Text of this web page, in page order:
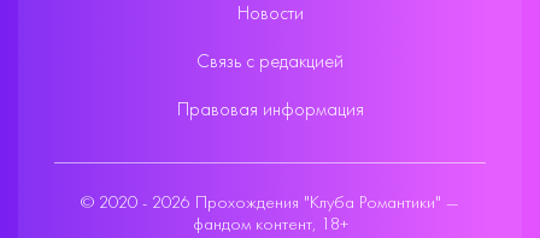
Новости
Связь с редакцией
Правовая информация
© 2020 - 2026 Прохождения "Клуба Романтики" —
фандом контент, 18+